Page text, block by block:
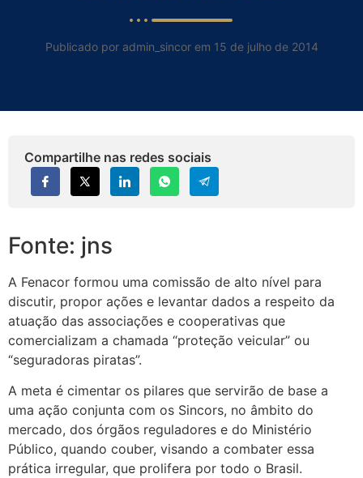
Publicado por admin_sincor em 15 de julho de 2014
Compartilhe nas redes sociais
Fonte: jns
A Fenacor formou uma comissão de alto nível para
discutir, propor ações e levantar dados a respeito da
atuação das associações e cooperativas que
comercializam a chamada “proteção veicular” ou
“seguradoras piratas”.
A meta é cimentar os pilares que servirão de base a
uma ação conjunta com os Sincors, no âmbito do
mercado, dos órgãos reguladores e do Ministério
Público, quando couber, visando a combater essa
prática irregular, que prolifera por todo o Brasil.